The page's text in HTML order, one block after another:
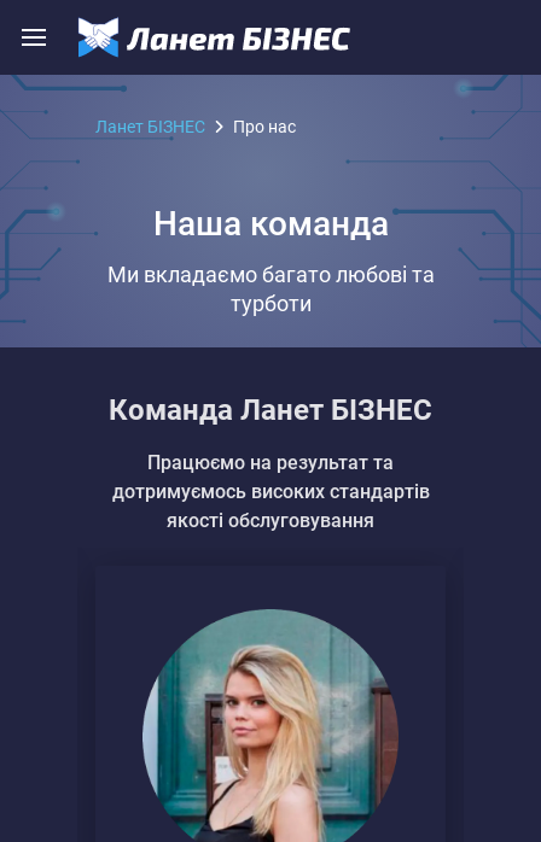
Ланет БІЗНЕС Про нас
Наша команда
Ми вкладаємо багато любові та
турботи
Команда Ланет БІЗНЕС
Працюємо на результат та
дотримуємось високих стандартів
якості обслуговування